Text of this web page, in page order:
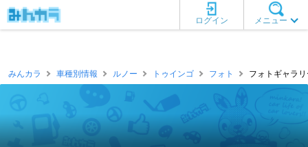
メニュー
ログイン
みんカラ 車種別情報 ルノー トゥインゴ フォト フォトギャラ